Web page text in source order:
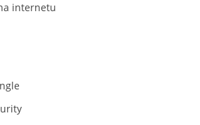
internetu